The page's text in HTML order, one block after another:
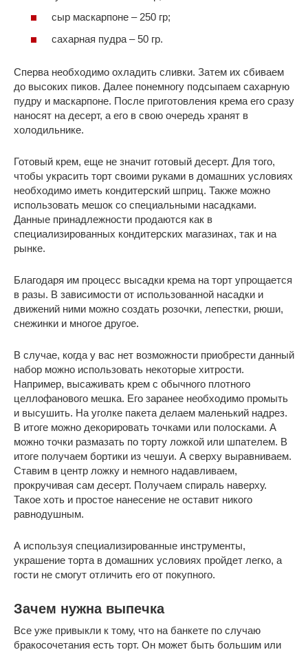
сыр маскарпоне – 250 гр;
сахарная пудра – 50 гр.
Сперва необходимо охладить сливки. Затем их сбиваем
до высоких пиков. Далее понемногу подсыпаем сахарную
пудру и маскарпоне. После приготовления крема его сразу
наносят на десерт, а его в свою очередь хранят в
холодильнике.
Готовый крем, еще не значит готовый десерт. Для того,
чтобы украсить торт своими руками в домашних условиях
необходимо иметь кондитерский шприц. Также можно
использовать мешок со специальными насадками.
Данные принадлежности продаются как в
специализированных кондитерских магазинах, так и на
рынке.
Благодаря им процесс высадки крема на торт упрощается
в разы. В зависимости от использованной насадки и
движений ними можно создать розочки, лепестки, рюши,
снежинки и многое другое.
В случае, когда у вас нет возможности приобрести данный
набор можно использовать некоторые хитрости.
Например, высаживать крем с обычного плотного
целлофанового мешка. Его заранее необходимо промыть
и высушить. На уголке пакета делаем маленький надрез.
В итоге можно декорировать точками или полосками. А
можно точки размазать по торту ложкой или шпателем. В
итоге получаем бортики из чешуи. А сверху выравниваем.
Ставим в центр ложку и немного надавливаем,
прокручивая сам десерт. Получаем спираль наверху.
Такое хоть и простое нанесение не оставит никого
равнодушным.
А используя специализированные инструменты,
украшение торта в домашних условиях пройдет легко, а
гости не смогут отличить его от покупного.
Зачем нужна выпечка
Все уже привыкли к тому, что на банкете по случаю
бракосочетания есть торт. Он может быть большим или